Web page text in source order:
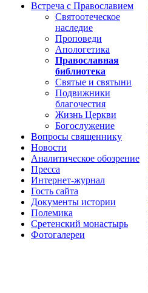
Встреча с Православием
Святоотеческое
наследие
Проповеди
Апологетика
Православная
библиотека
Святые и святыни
Подвижники
благочестия
Жизнь Церкви
Богослужение
Вопросы священнику
Новости
Аналитическое обозрение
Пресса
Интернет-журнал
Гость сайта
Документы истории
Полемика
Сретенский монастырь
Фотогалереи